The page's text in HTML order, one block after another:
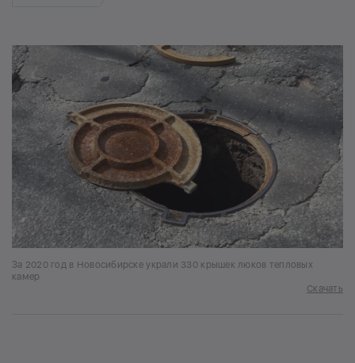
За 2020 год в Новосибирске украли 330 крышек люков тепловых
камер
Скачать